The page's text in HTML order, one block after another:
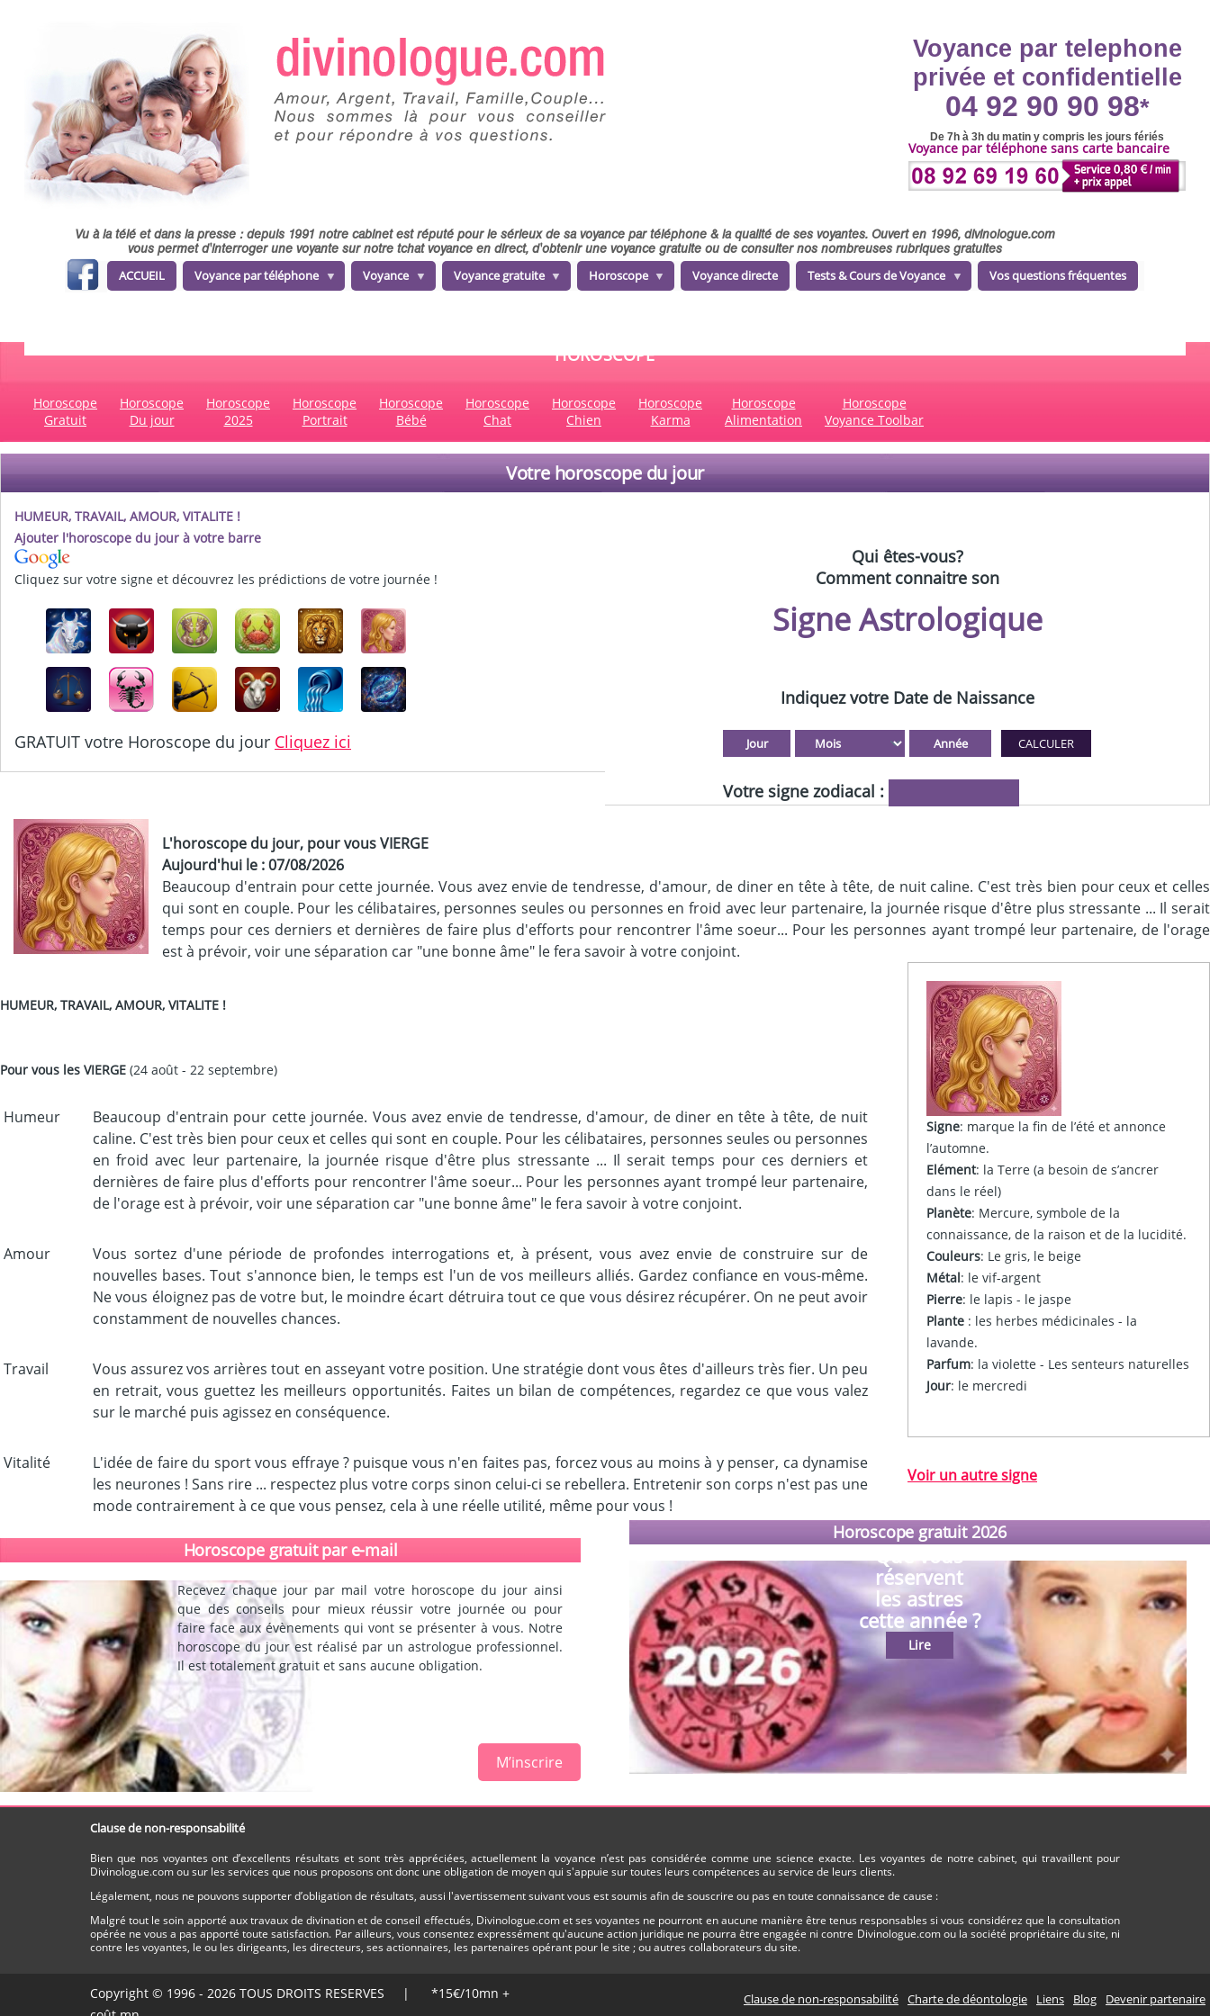
Voyance par telephone
privée et confidentielle
04 92 90 90 98*
De 7h à 3h du matin y compris les jours fériés
Voyance par téléphone sans carte bancaire
Vu à la télé et dans la presse : depuis 1991 notre cabinet est réputé pour le sérieux de sa voyance par téléphone & la qualité de ses voyantes. Ouvert en 1996, divinologue.com
vous permet d'interroger une voyante sur notre tchat voyance en direct, d'obtenir une voyance gratuite ou de consulter nos nombreuses rubriques gratuites
fa
ce
b
ACCUEIL Voyance par téléphone Voyance Voyance gratuite Horoscope Voyance directe Tests & Cours de Voyance Vos questions fréquentes
HOROSCOPE
Horoscope
Gratuit
Horoscope
Du jour
Horoscope
2025
Horoscope
Portrait
Horoscope
Bébé
Horoscope
Chat
Horoscope
Chien
Horoscope
Karma
Horoscope
Alimentation
Horoscope
Voyance Toolbar
Votre horoscope du jour
HUMEUR, TRAVAIL, AMOUR, VITALITE !
Ajouter l'horoscope du jour à votre barre
Cliquez sur votre signe et découvrez les prédictions de votre journée !
GRATUIT votre Horoscope du jour Cliquez ici
Qui êtes-vous?
Comment connaitre son
Signe Astrologique
Indiquez votre Date de Naissance
Votre signe zodiacal :
L'horoscope du jour, pour vous VIERGE
Aujourd'hui le : 07/08/2026
Beaucoup d'entrain pour cette journée. Vous avez envie de tendresse, d'amour, de diner en tête à tête, de nuit caline. C'est très bien pour ceux et celles
qui sont en couple. Pour les célibataires, personnes seules ou personnes en froid avec leur partenaire, la journée risque d'être plus stressante ... Il serait
temps pour ces derniers et dernières de faire plus d'efforts pour rencontrer l'âme soeur... Pour les personnes ayant trompé leur partenaire, de l'orage
est à prévoir, voir une séparation car "une bonne âme" le fera savoir à votre conjoint.
HUMEUR, TRAVAIL, AMOUR, VITALITE !
Pour vous les VIERGE (24 août - 22 septembre)
Humeur
Beaucoup d'entrain pour cette journée. Vous avez envie de tendresse, d'amour, de diner en tête à tête, de nuit
caline. C'est très bien pour ceux et celles qui sont en couple. Pour les célibataires, personnes seules ou personnes
en froid avec leur partenaire, la journée risque d'être plus stressante ... Il serait temps pour ces derniers et
dernières de faire plus d'efforts pour rencontrer l'âme soeur... Pour les personnes ayant trompé leur partenaire,
de l'orage est à prévoir, voir une séparation car "une bonne âme" le fera savoir à votre conjoint.
Amour
Vous sortez d'une période de profondes interrogations et, à présent, vous avez envie de construire sur de
nouvelles bases. Tout s'annonce bien, le temps est l'un de vos meilleurs alliés. Gardez confiance en vous-même.
Ne vous éloignez pas de votre but, le moindre écart détruira tout ce que vous désirez récupérer. On ne peut avoir
constamment de nouvelles chances.
Travail
Vous assurez vos arrières tout en asseyant votre position. Une stratégie dont vous êtes d'ailleurs très fier. Un peu
en retrait, vous guettez les meilleurs opportunités. Faites un bilan de compétences, regardez ce que vous valez
sur le marché puis agissez en conséquence.
Vitalité
L'idée de faire du sport vous effraye ? puisque vous n'en faites pas, forcez vous au moins à y penser, ca dynamise
les neurones ! Sans rire ... respectez plus votre corps sinon celui-ci se rebellera. Entretenir son corps n'est pas une
mode contrairement à ce que vous pensez, cela à une réelle utilité, même pour vous !
Signe: marque la fin de l’été et annonce
l’automne.
Elément: la Terre (a besoin de s’ancrer
dans le réel)
Planète: Mercure, symbole de la
connaissance, de la raison et de la lucidité.
Couleurs: Le gris, le beige
Métal: le vif-argent
Pierre: le lapis - le jaspe
Plante : les herbes médicinales - la
lavande.
Parfum: la violette - Les senteurs naturelles
Jour: le mercredi
Voir un autre signe
Horoscope gratuit par e-mail
Recevez chaque jour par mail votre horoscope du jour ainsi
que des conseils pour mieux réussir votre journée ou pour
faire face aux évènements qui vont se présenter à vous. Notre
horoscope du jour est réalisé par un astrologue professionnel.
Il est totalement gratuit et sans aucune obligation.
M’inscrire
Horoscope gratuit 2026
Que vous
réservent
les astres
cette année ?
Lire
Clause de non-responsabilité
Bien que nos voyantes ont d’excellents résultats et sont très appréciées, actuellement la voyance n’est pas considérée comme une science exacte. Les voyantes de notre cabinet, qui travaillent pour
Divinologue.com ou sur les services que nous proposons ont donc une obligation de moyen qui s'appuie sur toutes leurs compétences au service de leurs clients.
Légalement, nous ne pouvons supporter d’obligation de résultats, aussi l'avertissement suivant vous est soumis afin de souscrire ou pas en toute connaissance de cause :
Malgré tout le soin apporté aux travaux de divination et de conseil effectués, Divinologue.com et ses voyantes ne pourront en aucune manière être tenus responsables si vous considérez que la consultation
opérée ne vous a pas apporté toute satisfaction. Par ailleurs, vous consentez expressément qu'aucune action juridique ne pourra être engagée ni contre Divinologue.com ou la société propriétaire du site, ni
contre les voyantes, le ou les dirigeants, les directeurs, ses actionnaires, les partenaires opérant pour le site ; ou autres collaborateurs du site.
Copyright © 1996 - 2026 TOUS DROITS RESERVES | *15€/10mn +
Devenir partenaire
Blog
Liens
Charte de déontologie
Clause de non-responsabilité